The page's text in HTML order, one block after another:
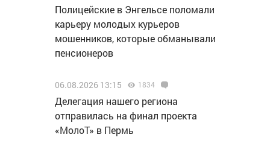
Полицейские в Энгельсе поломали
карьеру молодых курьеров
мошенников, которые обманывали
пенсионеров
06.08.2026 13:15 1834
Делегация нашего региона
отправилась на финал проекта
«МолоТ» в Пермь